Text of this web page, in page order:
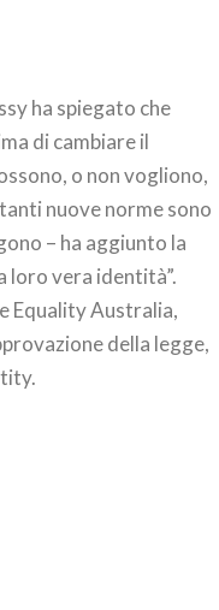
ha spiegato che
di cambiare il
o non vogliono,
nuove norme sono
– ha aggiunto la
loro vera identità”.
Equality Australia,
della legge,